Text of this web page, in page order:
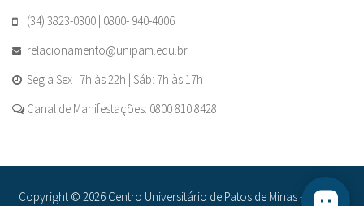
(34) 3823-0300 | 0800- 940-4006
relacionamento@unipam.edu.br
Seg a Sex : 7h às 22h | Sáb: 7h às 17h
Canal de Manifestações: 0800 810 8428
Copyright © 2026 Centro Universitário de Patos de Minas - UNIPAM.